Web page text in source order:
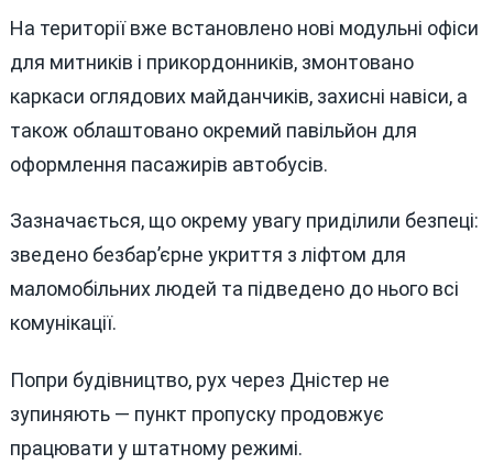
На території вже встановлено нові модульні офіси
для митників і прикордонників, змонтовано
каркаси оглядових майданчиків, захисні навіси, а
також облаштовано окремий павільйон для
оформлення пасажирів автобусів.
Зазначається, що окрему увагу приділили безпеці:
зведено безбар’єрне укриття з ліфтом для
маломобільних людей та підведено до нього всі
комунікації.
Попри будівництво, рух через Дністер не
зупиняють — пункт пропуску продовжує
працювати у штатному режимі.